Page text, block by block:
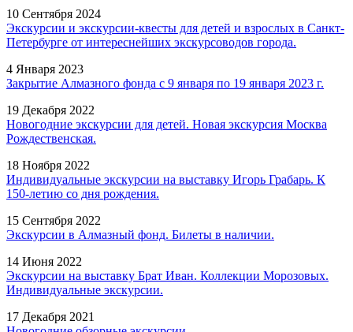
10 Сентября 2024
Экскурсии и экскурсии-квесты для детей и взрослых в Санкт-
Петербурге от интереснейших экскурсоводов города.
4 Января 2023
Закрытие Алмазного фонда с 9 января по 19 января 2023 г.
19 Декабря 2022
Новогодние экскурсии для детей. Новая экскурсия Москва
Рождественская.
18 Ноября 2022
Индивидуальные экскурсии на выставку Игорь Грабарь. К
150-летию со дня рождения.
15 Сентября 2022
Экскурсии в Алмазный фонд. Билеты в наличии.
14 Июня 2022
Экскурсии на выставку Брат Иван. Коллекции Морозовых.
Индивидуальные экскурсии.
17 Декабря 2021